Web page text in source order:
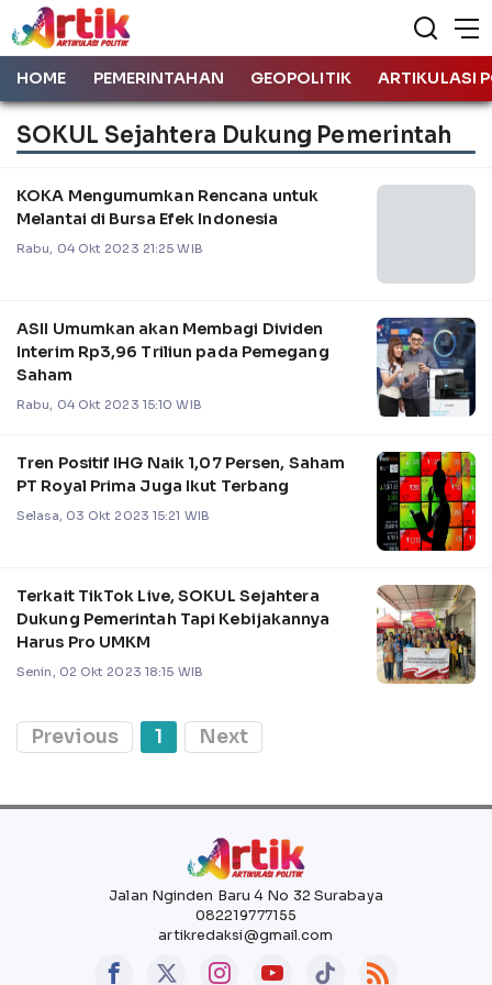
HOME PEMERINTAHAN GEOPOLITIK ARTIKULASI
SOKUL Sejahtera Dukung Pemerintah
KOKA Mengumumkan Rencana untuk
Melantai di Bursa Efek Indonesia
Rabu, 04 Okt 2023 21:25 WIB
ASII Umumkan akan Membagi Dividen
Interim Rp3,96 Triliun pada Pemegang
Saham
Rabu, 04 Okt 2023 15:10 WIB
Tren Positif IHG Naik 1,07 Persen, Saham
PT Royal Prima Juga Ikut Terbang
Selasa, 03 Okt 2023 15:21 WIB
Terkait TikTok Live, SOKUL Sejahtera
Dukung Pemerintah Tapi Kebijakannya
Harus Pro UMKM
Senin, 02 Okt 2023 18:15 WIB
Previous 1 Next
Jalan Nginden Baru 4 No 32 Surabaya
082219777155
artikredaksi@gmail.com